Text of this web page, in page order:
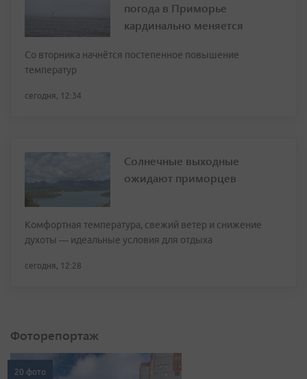
погода в Приморье
кардинально меняется
Со вторника начнётся постепенное повышение
температур
сегодня, 12:34
Солнечные выходные
ожидают приморцев
Комфортная температура, свежий ветер и снижение
духоты — идеальные условия для отдыха
сегодня, 12:28
Фоторепортаж
20 фото